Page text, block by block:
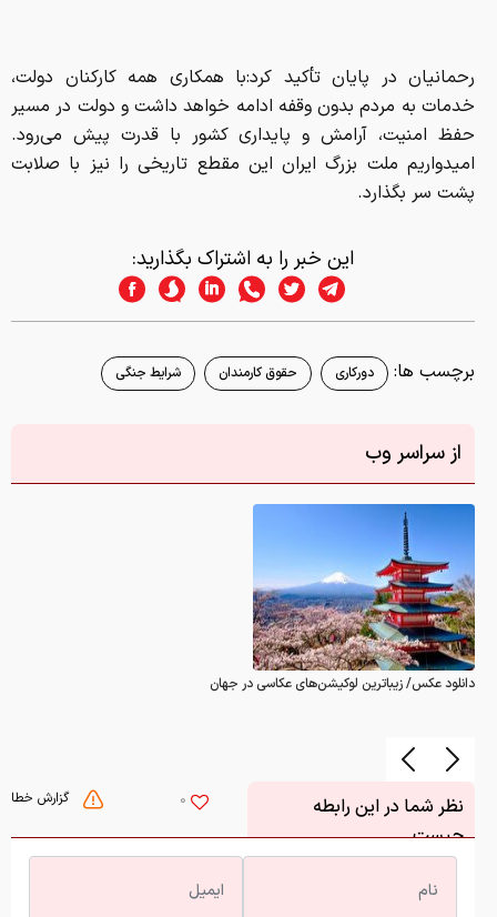
رحمانیان در پایان تأکید کرد:با همکاری همه کارکنان دولت،
خدمات به مردم بدون وقفه ادامه خواهد داشت و دولت در مسیر
حفظ امنیت، آرامش و پایداری کشور با قدرت پیش می‌رود.
امیدواریم ملت بزرگ ایران این مقطع تاریخی را نیز با صلابت
پشت سر بگذارد.
این خبر را به اشتراک بگذارید:
برچسب ها: دورکاری حقوق کارمندان شرایط جنگی
از سراسر وب
دانلود عکس/ زیباترین لوکیشن‌های عکاسی در جهان
گزارش خطا 0
نظر شما در این رابطه
چیست